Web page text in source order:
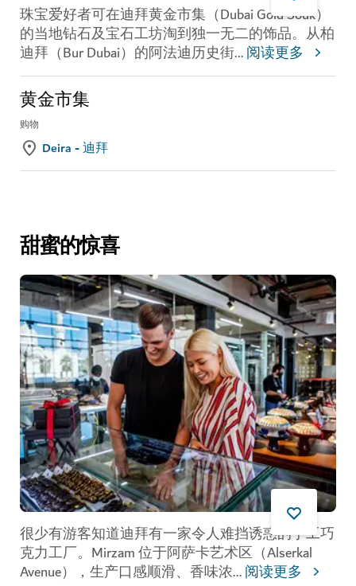
珠宝爱好者可在迪拜黄金市集（Dubai Gold Souk）
的当地钻石及宝石工坊淘到独一无二的饰品。从柏
迪拜（Bur Dubai）的阿法迪历史街...阅读更多
黄金市集
购物
Deira - 迪拜
甜蜜的惊喜
很少有游客知道迪拜有一家令人难挡诱惑的手工巧
克力工厂。Mirzam 位于阿萨卡艺术区（Alserkal
Avenue），生产口感顺滑、香味浓...阅读更多